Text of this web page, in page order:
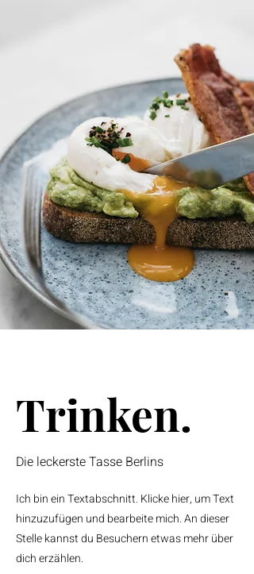
Trinken.
Die leckerste Tasse Berlins
Ich bin ein Textabschnitt. Klicke hier, um Text
hinzuzufügen und bearbeite mich. An dieser
Stelle kannst du Besuchern etwas mehr über
dich erzählen.